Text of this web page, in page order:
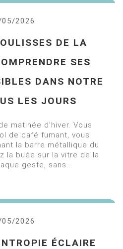
2026
DE LA
SES
DANS NOTRE
LES JOURS
matinée d’hiver. Vous
de café fumant, vous
la barre métallique du
la buée sur la vitre de la
geste, sans...
2026
ÉCLAIRE